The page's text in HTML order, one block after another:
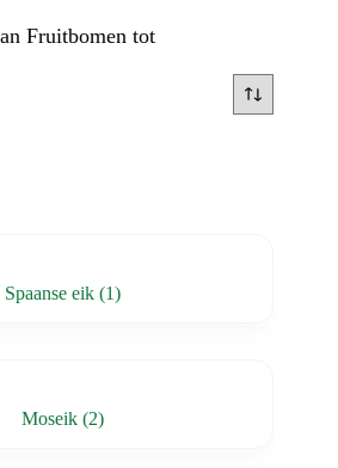
Fruitbomen tot
Spaanse eik (1)
Moseik (2)